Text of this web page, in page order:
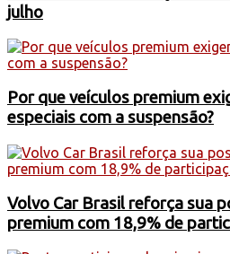
julho
Por que veículos premium
especiais com a suspensão?
Volvo Car Brasil reforça sua
premium com 18,9% de